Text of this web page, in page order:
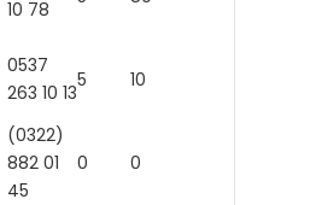
10 78
0537
263 10 13
5 10
(0322)
882 01
45
0 0